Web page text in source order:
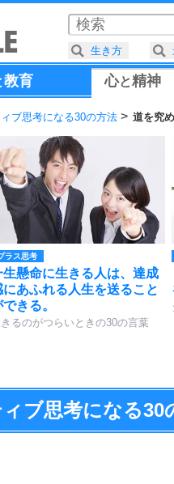
教育 心と精神
ブ思考になる30の方法 道を究
ラス思考
生懸命に生きる人は、達成
にあふれる人生を送ること
きる。
るのがつらいときの30の言葉
ブ思考になる30
生き方